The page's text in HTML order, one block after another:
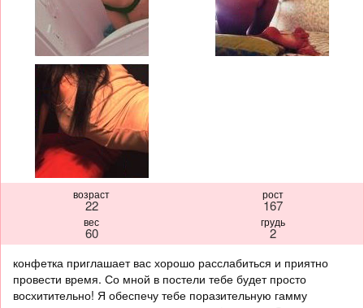
возраст
22
рост
167
вес
60
грудь
2
конфетка приглашает вас хорошо расслабиться и приятно
провести время. Со мной в постели тебе будет просто
восхитительно! Я обеспечу тебе поразительную гамму